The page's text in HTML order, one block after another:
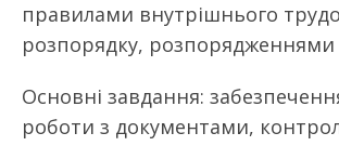
правилами внутрішнього
розпорядку, розпорядженнями
Основні завдання:
роботи з документами,